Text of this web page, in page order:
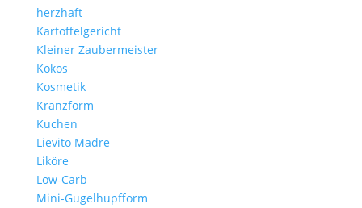
herzhaft
Kartoffelgericht
Kleiner Zaubermeister
Kokos
Kosmetik
Kranzform
Kuchen
Lievito Madre
Liköre
Low-Carb
Mini-Gugelhupfform